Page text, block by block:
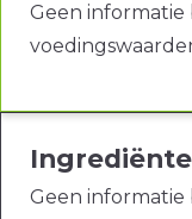
Geen informatie
Geen informatie